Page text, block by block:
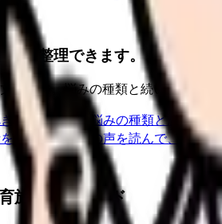
ンか整理できます。
夫です。悩みの種類と続いている
か迷う前に、悩みの種類と次の一
見る 同じ悩みの声を読んで、今の
施設選定ガイド